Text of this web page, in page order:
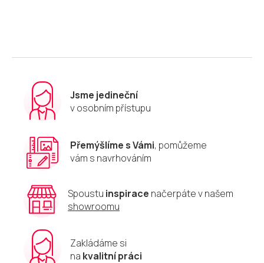
c
r
v
k
ý
p
u
Jsme jedineční
v osobním přístupu
Přemýšlíme s Vámi, pomůžeme
vám s navrhováním
Spoustu inspirace načerpáte v našem
showroomu
Zakládáme si
na kvalitní práci